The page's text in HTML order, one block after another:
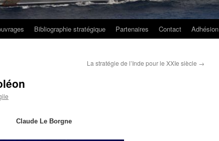
Bibliographie stratégique Partenaires Contact Adhésion
La stratégie de l’Inde pour le XXIe siècle →
Claude Le Borgne